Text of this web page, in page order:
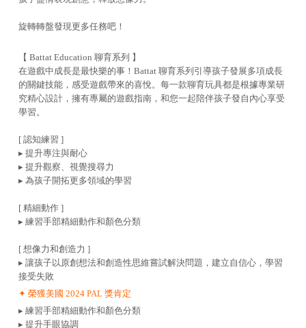
旋轉轉盤發現更多任務吧！
【 Battat Education 聊育系列 】
在遊戲中成長是最快樂的事！Battat 聊育系列引導孩子發展多項成長
的關鍵技能，感受遊戲帶來的喜悅。每一款聊育玩具都是根據專業研
究精心設計，擁有專屬的遊戲指南，和您一起陪伴孩子發自內心享受
學習。
[ 認知練習 ]
▸ 提升專注與耐心
▸ 提升觀察、視覺搜尋力
▸ 為孩子開拓更多領域的學習
[ 精細動作 ]
▸ 練習手部精細動作和顏色分類
[ 想像力和創造力 ]
▸ 讓孩子以原創想法和創造性思維嘗試解決問題，建立自信心，學習
接受失敗
✦ 榮獲美國 2024 PAL 獎肯定
▸ 練習手部精細動作和顏色分類
▸ 提升手眼協調